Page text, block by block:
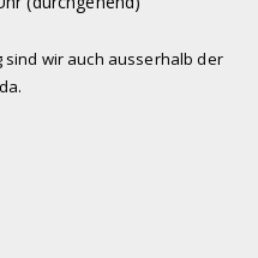
wir auch ausserhalb der